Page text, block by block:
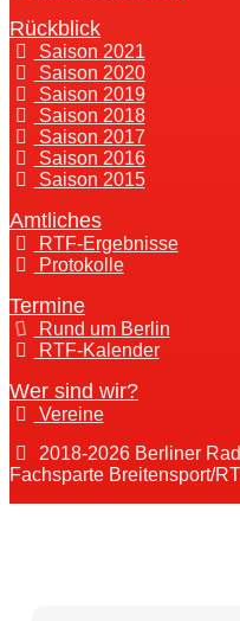
Rückblick
Saison 2021
Saison 2020
Saison 2019
Saison 2018
Saison 2017
Saison 2016
Saison 2015
Amtliches
RTF-Ergebnisse
Protokolle
Termine
Rund um Berlin
RTF-Kalender
Wer sind wir?
Vereine
2018-2026 Berliner
Fachsparte Breitensport/